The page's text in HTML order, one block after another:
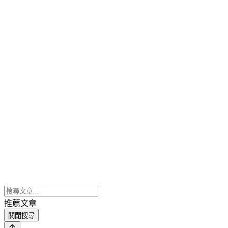
推薦文章
關閉搜尋